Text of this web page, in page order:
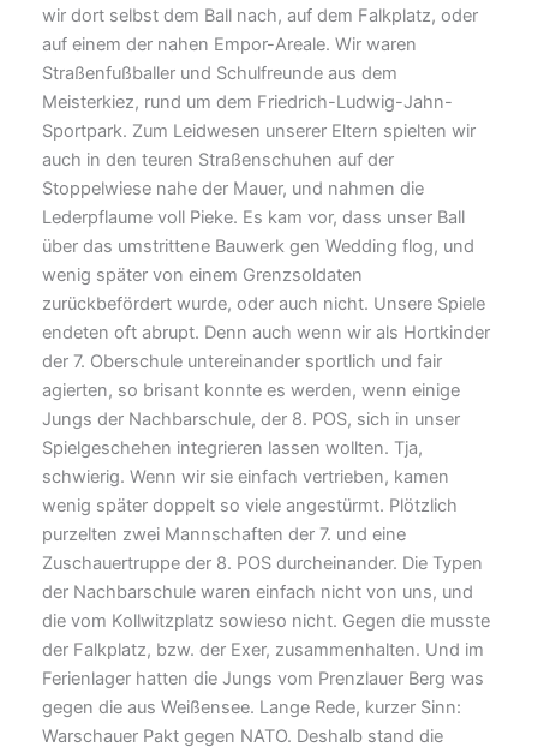
wir dort selbst dem Ball nach, auf dem Falkplatz, oder
auf einem der nahen Empor-Areale. Wir waren
Straßenfußballer und Schulfreunde aus dem
Meisterkiez, rund um dem Friedrich-Ludwig-Jahn-
Sportpark. Zum Leidwesen unserer Eltern spielten wir
auch in den teuren Straßenschuhen auf der
Stoppelwiese nahe der Mauer, und nahmen die
Lederpflaume voll Pieke. Es kam vor, dass unser Ball
über das umstrittene Bauwerk gen Wedding flog, und
wenig später von einem Grenzsoldaten
zurückbefördert wurde, oder auch nicht. Unsere Spiele
endeten oft abrupt. Denn auch wenn wir als Hortkinder
der 7. Oberschule untereinander sportlich und fair
agierten, so brisant konnte es werden, wenn einige
Jungs der Nachbarschule, der 8. POS, sich in unser
Spielgeschehen integrieren lassen wollten. Tja,
schwierig. Wenn wir sie einfach vertrieben, kamen
wenig später doppelt so viele angestürmt. Plötzlich
purzelten zwei Mannschaften der 7. und eine
Zuschauertruppe der 8. POS durcheinander. Die Typen
der Nachbarschule waren einfach nicht von uns, und
die vom Kollwitzplatz sowieso nicht. Gegen die musste
der Falkplatz, bzw. der Exer, zusammenhalten. Und im
Ferienlager hatten die Jungs vom Prenzlauer Berg was
gegen die aus Weißensee. Lange Rede, kurzer Sinn:
Warschauer Pakt gegen NATO. Deshalb stand die